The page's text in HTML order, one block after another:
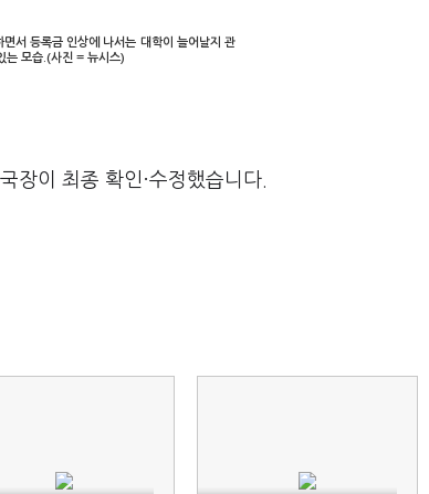
서 등록금 인상에 나서는 대학이 늘어날지 관
는 모습.(사진 = 뉴시스)
장이 최종 확인·수정했습니다.